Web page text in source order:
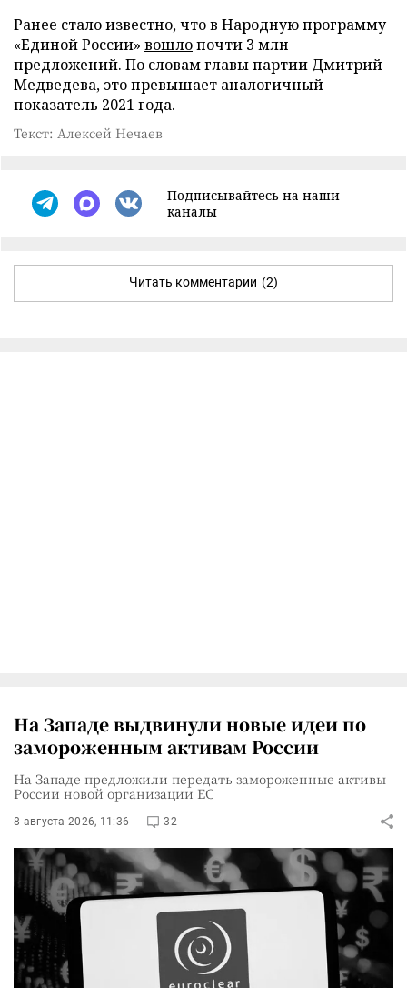
Ранее стало известно, что в Народную программу
«Единой России» вошлопочти 3 млн
предложений. По словам главы партии Дмитрий
Медведева, это превышает аналогичный
показатель 2021 года.
Текст: Алексей Нечаев
Подписывайтесь на наши
каналы
Читать комментарии (2)
На Западе выдвинули новые идеи по
замороженным активам России
На Западе предложили передать замороженные активы
России новой организации ЕС
8 августа 2026, 11:36 32